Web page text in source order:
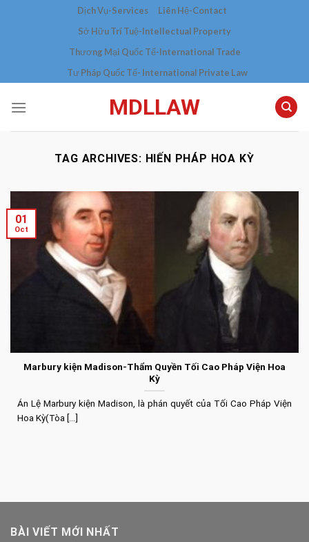
Dịch Vụ-Services
Liên Hệ-Contact
Sở Hữu Trí Tuệ-Intellectual Property
Thương Mại Quốc Tế-International Trade
Tư Pháp Quốc Tế- International Private Law
MDLLAW
TAG ARCHIVES: HIẾN PHÁP HOA KỲ
Marbury kiện Madison-Thẩm Quyền Tối Cao Pháp Viện Hoa
Kỳ
Án Lệ Marbury kiện Madison, là phán quyết của Tối Cao Pháp Viện
Hoa Kỳ(Tòa [...]
01
Oct
BÀI VIẾT MỚI NHẤT